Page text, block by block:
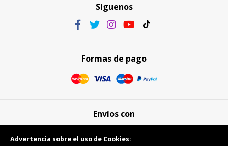
Síguenos
Formas de pago
Envíos con
Advertencia sobre el uso de Cookies: